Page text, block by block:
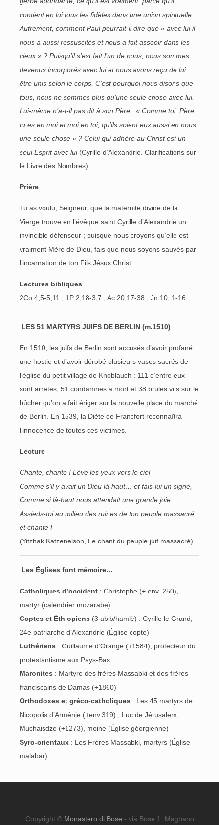
contient en lui tous les fidèles dans une union spirituelle.
Autrement, comment Paul pourrait-il dire que « avec lui il
nous a aussi ressuscités et nous a fait asseoir dans les
cieux » ? Puisqu’il s’est fait l’un de nous, nous sommes
devenus incorporés avec lui et nous avons reçu de lui
être unis selon le corps. C’est pourquoi nous disons que
tous, nous ne sommes plus qu’une seule chose avec lui.
Lui-même n’a-t-il pas dit à son Père : « Comme toi, Père,
tu es en moi et moi en toi, qu’ils soient eux aussi en nous
une seule chose » ? Celui qui adhère au Christ est un
seul Esprit avec lui(Cyrille d’Alexandrie, Clarifications sur
le Livre des Nombres).
Prière
Tu as voulu, Seigneur, que la maternité divine de la
Vierge trouve en l’évêque saint Cyrille d’Alexandrie un
invincible défenseur ; puisque nous croyons qu’elle est
vraiment Mère de Dieu, fais que nous soyons sauvés par
l’incarnation de ton Fils Jésus Christ.
Lectures bibliques
2Co 4,5-5,11 ; 1P 2,18-3,7 ; Ac 20,17-38 ; Jn 10, 1-16
LES 51 MARTYRS JUIFS DE BERLIN (m.1510)
En 1510, les juifs de Berlin sont accusés d’avoir profané
une hostie et d’avoir dérobé plusieurs vases sacrés de
l’église du petit village de Knoblauch : 111 d’entre eux
sont arrêtés, 51 condamnés à mort et 38 brûlés vifs sur le
bûcher qu’on a fait ériger sur la nouvelle place du marché
de Berlin. En 1539, la Diète de Francfort reconnaîtra
l’innocence de toutes ces victimes.
Lecture
Chante, chante ! Lève les yeux vers le ciel
Comme s’il y avait un Dieu là-haut… et fais-lui un signe,
Comme si là-haut nous attendait une grande joie.
Assieds-toi au milieu des ruines de ton peuple massacré
et chante !
(Yitzhak Katzenelson, Le chant du peuple juif massacré).
Les Églises font mémoire…
Catholiques d’occident : Christophe (+ env. 250),
martyr (calendrier mozarabe)
Coptes et Éthiopiens (3 abib/hamlë) : Cyrille le Grand,
24e patriarche d’Alexandrie (Église copte)
Luthériens : Guillaume d’Orange (+1584), protecteur du
protestantisme aux Pays-Bas
Maronites : Martyre des frères Massabki et des frères
franciscains de Damas (+1860)
Orthodoxes et gréco-catholiques : Les 45 martyrs de
Nicopolis d’Arménie (+env.319) ; Luc de Jérusalem,
Muchaisdze (+1273), moine (Église géorgienne)
Syro-orientaux : Les Frères Massabki, martyrs (Église
malabar)
Copyright © Monastero di Bose - via Bose 1, Magnano